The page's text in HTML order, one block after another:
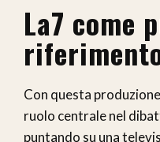
La7 come
Con questa
ruolo centrale nel
puntando su una